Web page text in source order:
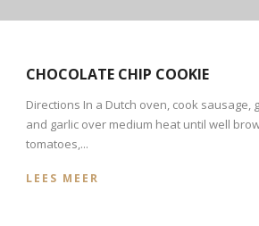
CHOCOLATE CHIP COOKIE
Directions In a Dutch oven, cook sausage,
and garlic over medium heat until well
tomatoes,...
LEES MEER